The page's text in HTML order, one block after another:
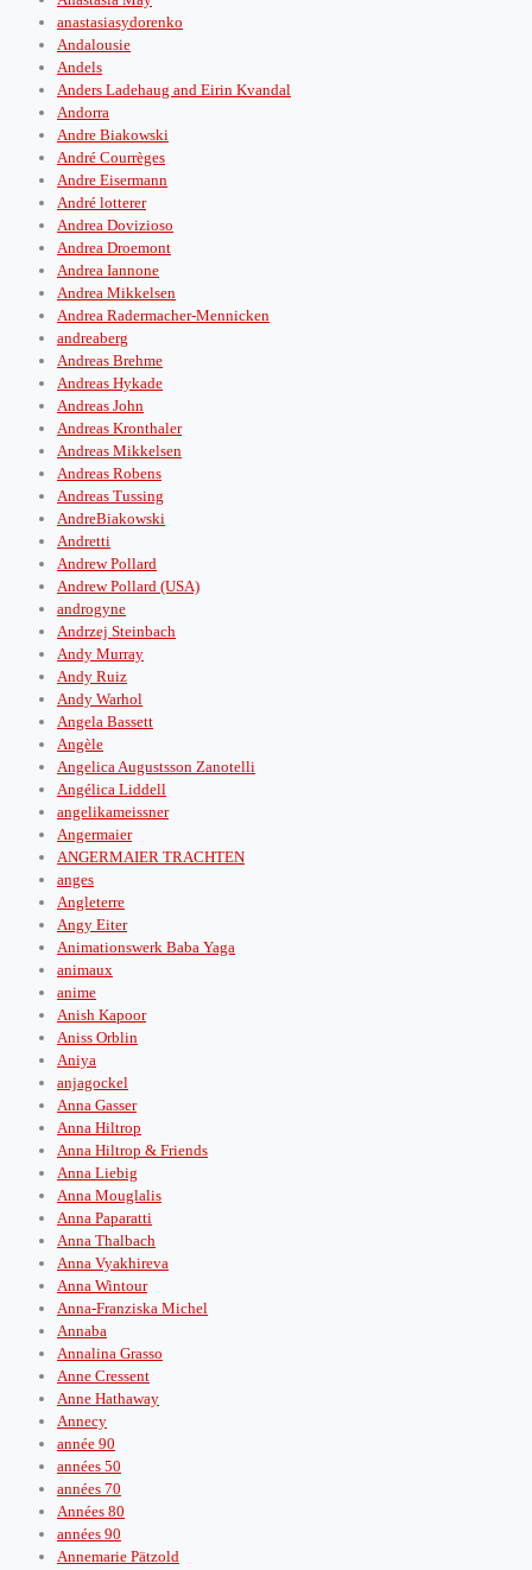
anastasiasydorenko
Andalousie
Andels
Anders Ladehaug and Eirin Kvandal
Andorra
Andre Biakowski
André Courrèges
Andre Eisermann
André lotterer
Andrea Dovizioso
Andrea Droemont
Andrea Iannone
Andrea Mikkelsen
Andrea Radermacher-Mennicken
andreaberg
Andreas Brehme
Andreas Hykade
Andreas John
Andreas Kronthaler
Andreas Mikkelsen
Andreas Robens
Andreas Tussing
AndreBiakowski
Andretti
Andrew Pollard
Andrew Pollard (USA)
androgyne
Andrzej Steinbach
Andy Murray
Andy Ruiz
Andy Warhol
Angela Bassett
Angèle
Angelica Augustsson Zanotelli
Angélica Liddell
angelikameissner
Angermaier
ANGERMAIER TRACHTEN
anges
Angleterre
Angy Eiter
Animationswerk Baba Yaga
animaux
anime
Anish Kapoor
Aniss Orblin
Aniya
anjagockel
Anna Gasser
Anna Hiltrop
Anna Hiltrop & Friends
Anna Liebig
Anna Mouglalis
Anna Paparatti
Anna Thalbach
Anna Vyakhireva
Anna Wintour
Anna-Franziska Michel
Annaba
Annalina Grasso
Anne Cressent
Anne Hathaway
Annecy
année 90
années 50
années 70
Années 80
années 90
Annemarie Pätzold